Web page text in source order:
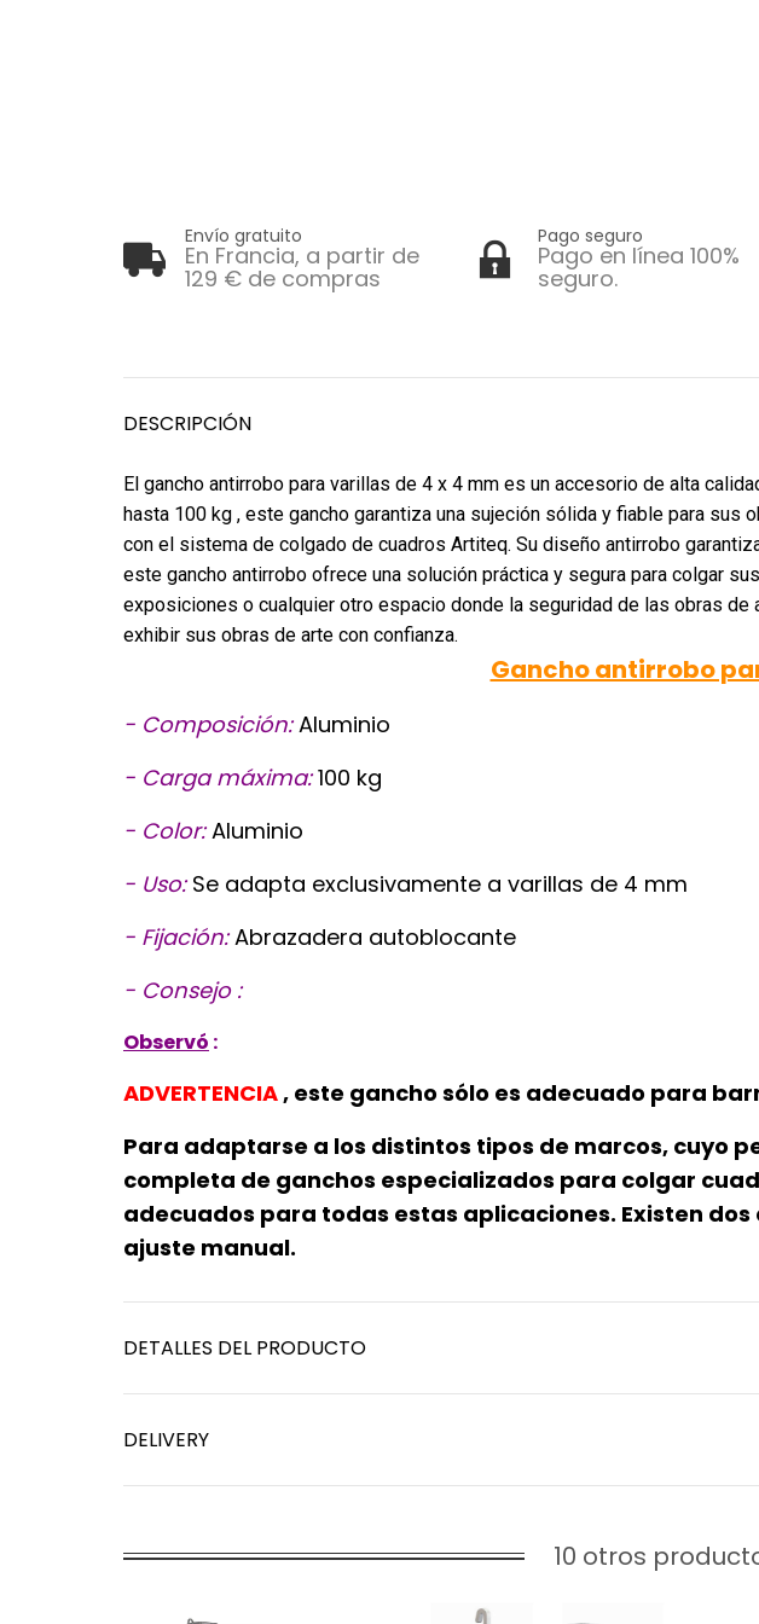
Envío gratuito
En Francia, a partir de
129 € de compras
Pago seguro
Pago en línea 100%
seguro.
DESCRIPCIÓN
El gancho antirrobo para varillas de 4 x 4 mm es un accesorio de alta
hasta 100 kg , este gancho garantiza una sujeción sólida y fiable para
con el sistema de colgado de cuadros Artiteq. Su diseño antirrobo
este gancho antirrobo ofrece una solución práctica y segura para colgar
exposiciones o cualquier otro espacio donde la seguridad de las obras
exhibir sus obras de arte con confianza.
Gancho antirrobo
- Composición: Aluminio
- Carga máxima: 100 kg
- Color:Aluminio
- Uso: Se adapta exclusivamente a varillas de 4 mm
- Fijación: Abrazadera autoblocante
- Consejo :
Observó :
ADVERTENCIA, este gancho sólo es adecuado para
Para adaptarse a los distintos tipos de marcos, cuyo
completa de ganchos especializados para colgar
adecuados para todas estas aplicaciones. Existen
ajuste manual.
DETALLES DEL PRODUCTO
DELIVERY
10 otros